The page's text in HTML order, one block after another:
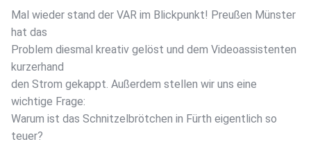
Mal wieder stand der VAR im Blickpunkt! Preußen Münster
hat das
Problem diesmal kreativ gelöst und dem Videoassistenten
kurzerhand
den Strom gekappt. Außerdem stellen wir uns eine
wichtige Frage:
Warum ist das Schnitzelbrötchen in Fürth eigentlich so
teuer?